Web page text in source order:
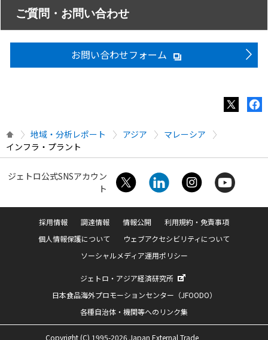
ご質問・お問い合わせ
お問い合わせフォーム
地域・分析レポート アジア
マレーシア
インフラ・プラント
ジェトロ公式SNSアカウン
ト
採用情報 調達情報 情報公開
利用規約・免責事項
個人情報保護について
ウェブアクセシビリティについて
ソーシャルメディア運用ポリシー
ジェトロ・アジア経済研究所
日本食品海外プロモーションセンター（JFOODO）
各種自治体・機関等へのリンク集
Copyright (C) 1995-2026 Japan External Trade